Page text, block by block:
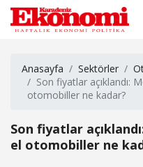
Anasayfa Sektörler
Son fiyatlar açıklandı:
otomobiller ne kadar?
Son fiyatlar
el otomobiller ne